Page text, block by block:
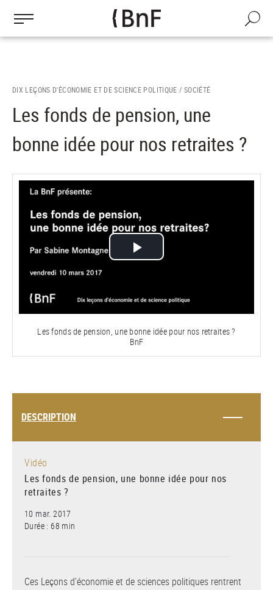
contenu
Recherche
DIX LEÇONS D'ÉCONOMIE ET DE SCIENCE POLITIQUE / SOCIÉTÉ
Les fonds de pension, une
bonne idée pour nos retraites ?
Lire
vidéo
Les fonds de pension, une bonne idée pour nos retraites ?
BnF
DESCRIPTION
Vidéo
Les fonds de pension, une bonne idée pour nos
retraites ?
10 mar. 2017
Durée : 68 min
Ces Leçons d’économie et de sciences politiques rentrent